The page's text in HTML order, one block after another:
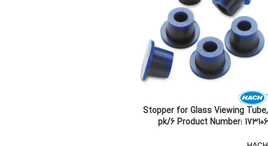
Stopper for Glass Viewing Tube,
pk/6 Product Number: 173106